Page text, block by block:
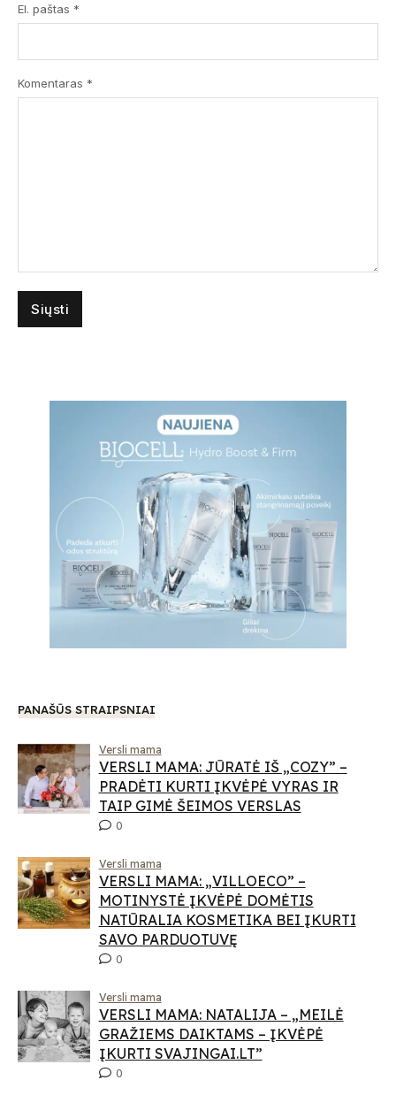
El. paštas *
Komentaras *
PANAŠŪS STRAIPSNIAI
Versli mama
VERSLI MAMA: JŪRATĖ IŠ „COZY” –
PRADĖTI KURTI ĮKVĖPĖ VYRAS IR
TAIP GIMĖ ŠEIMOS VERSLAS
0
Versli mama
VERSLI MAMA: „VILLOECO” –
MOTINYSTĖ ĮKVĖPĖ DOMĖTIS
NATŪRALIA KOSMETIKA BEI ĮKURTI
SAVO PARDUOTUVĘ
0
Versli mama
VERSLI MAMA: NATALIJA – „MEILĖ
GRAŽIEMS DAIKTAMS – ĮKVĖPĖ
ĮKURTI SVAJINGAI.LT”
0